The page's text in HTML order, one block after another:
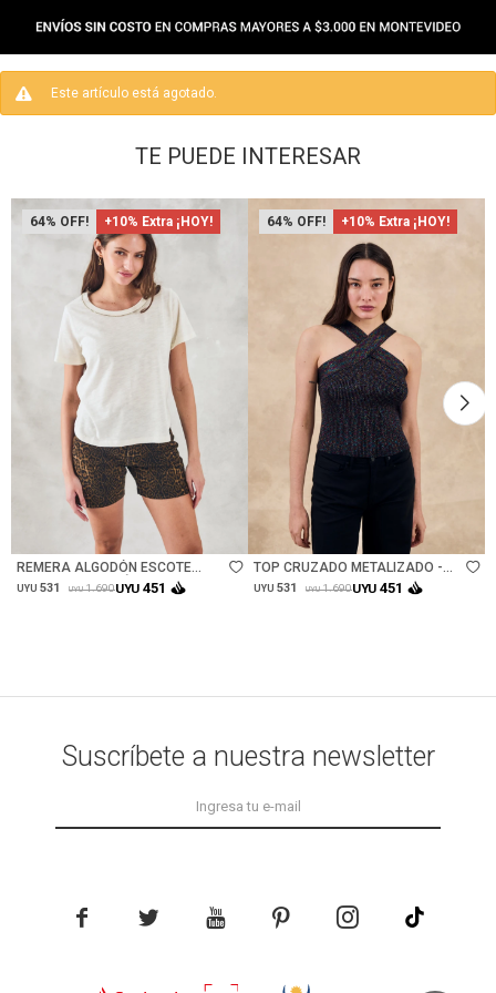
Este artículo está agotado.
TE PUEDE INTERESAR
64 +10% Extra ¡HOY!
REMERA ALGODÓN ESCOTE
METALIZADO - NÁCAR
UYU 531 UYU 1.690UYU 451
64 +10% Extra ¡HOY!
Talle
TOP CRUZADO METALIZADO -
NEGRO
UYU 531 UYU 1.690UYU 451
Suscríbete a nuestra newsletter
    